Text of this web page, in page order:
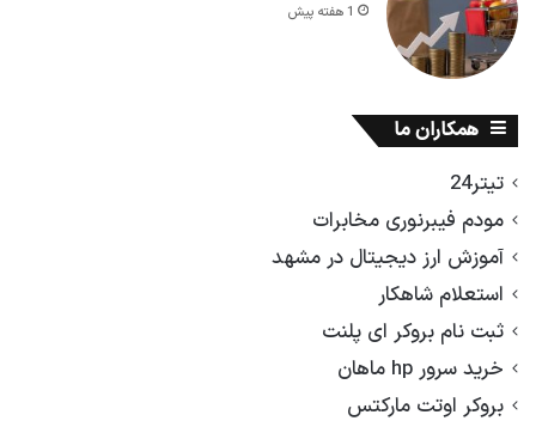
1 هفته پیش
همکاران ما
تیتر24
مودم فیبرنوری مخابرات
آموزش ارز دیجیتال در مشهد
استعلام شاهکار
ثبت نام بروکر ای پلنت
خرید سرور hp ماهان
بروکر اوتت مارکتس